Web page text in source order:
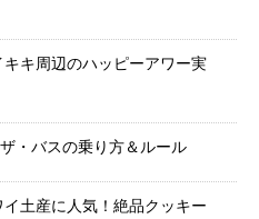
キキ周辺のハッピーアワー実
・バスの乗り方＆ルール
イ土産に人気！絶品クッキー